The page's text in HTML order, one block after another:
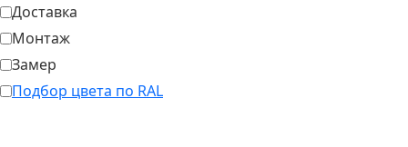
Доставка
Монтаж
Замер
Подбор цвета по RAL